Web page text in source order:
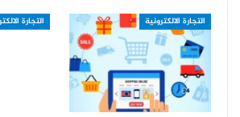
التجارة الالكترونية التجارة